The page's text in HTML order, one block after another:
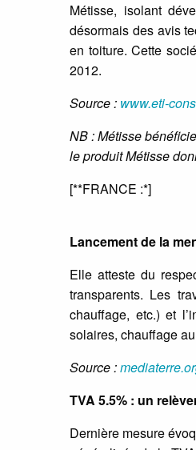
Métisse, isolant
désormais des avis
en toiture. Cette
2012.
Source : www.eti-
NB : Métisse
le produit Métisse
[**FRANCE :*]
Lancement de la
Elle atteste du
transparents. Les
chauffage, etc.) et
solaires, chauffage
Source :
TVA 5.5% : un
Dernière mesure